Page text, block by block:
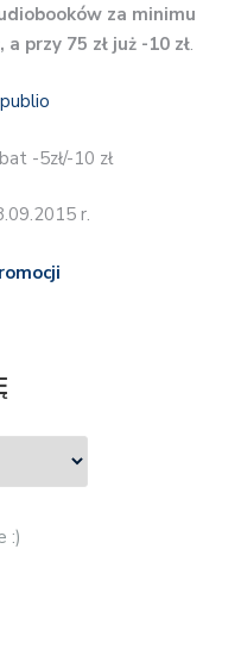
za minimu
przy 75 zł już -10 zł.
-5zł/-10 zł
r.
:)